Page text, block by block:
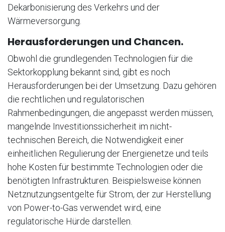
Dekarbonisierung des Verkehrs und der
Wärmeversorgung.
Herausforderungen und Chancen.
Obwohl die grundlegenden Technologien für die
Sektorkopplung bekannt sind, gibt es noch
Herausforderungen bei der Umsetzung. Dazu gehören
die rechtlichen und regulatorischen
Rahmenbedingungen, die angepasst werden müssen,
mangelnde Investitionssicherheit im nicht-
technischen Bereich, die Notwendigkeit einer
einheitlichen Regulierung der Energienetze und teils
hohe Kosten für bestimmte Technologien oder die
benötigten Infrastrukturen. Beispielsweise können
Netznutzungsentgelte für Strom, der zur Herstellung
von Power-to-Gas verwendet wird, eine
regulatorische Hürde darstellen.